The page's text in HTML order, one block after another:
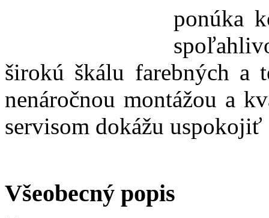
ponúka
širokú škálu farebných a
nenáročnou montážou a
servisom dokážu
Všeobecný popis